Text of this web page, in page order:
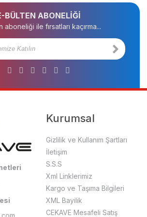
BÜLTEN ABONELİĞİ
aboneliği ile fırsatları kaçırma...
Kurumsal
Gizlilik ve Kullanım Şartları
İletişim
S.S.S
Xml Linklerimiz
Kargo ve Taşıma Bilgileri
XML Bayilik
CEKAVE Mesafeli Satış